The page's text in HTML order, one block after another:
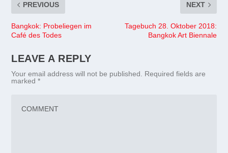
PREVIOUS
Bangkok: Probeliegen im
Café des Todes
NEXT
Tagebuch 28. Oktober 2018:
Bangkok Art Biennale
LEAVE A REPLY
Your email address will not be published. Required fields are
marked*